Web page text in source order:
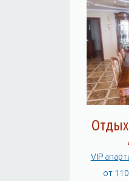
VIP
от